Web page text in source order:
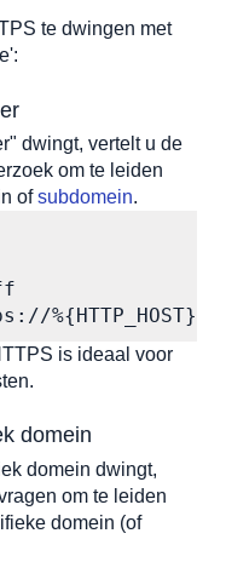
te dwingen met
dwingt, vertelt u de
om te leiden
of subdomein.
is ideaal voor
domein
domein dwingt,
om te leiden
domein (of